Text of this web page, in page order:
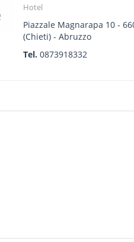
Hotel
Piazzale Magnarapa 10 -
(Chieti) -Abruzzo
Tel.0873918332